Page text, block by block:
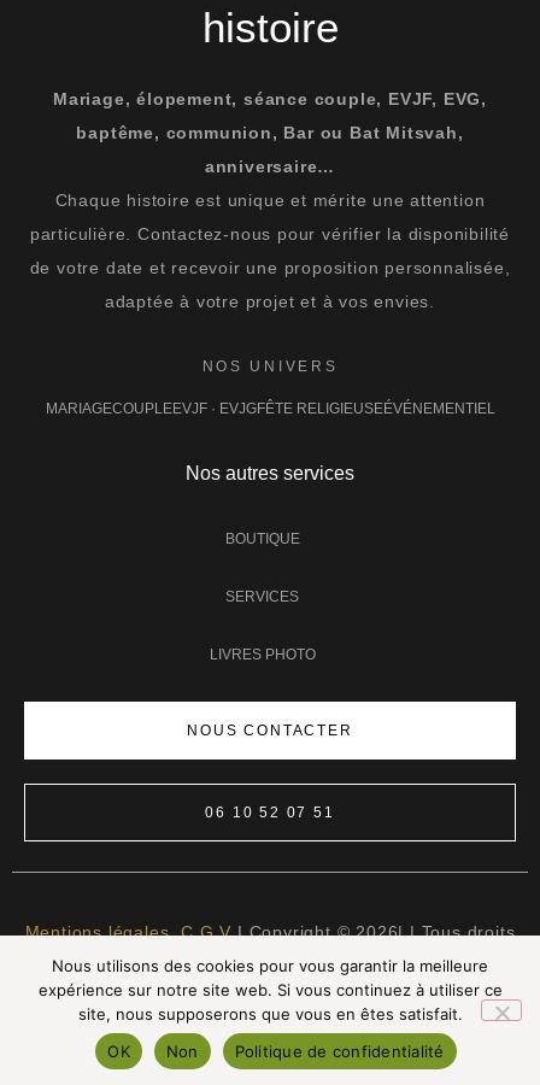
histoire
Mariage, élopement, séance couple, EVJF, EVG,
baptême, communion, Bar ou Bat Mitsvah,
anniversaire…
Chaque histoire est unique et mérite une attention
particulière. Contactez-nous pour vérifier la disponibilité
de votre date et recevoir une proposition personnalisée,
adaptée à votre projet et à vos envies.
NOS UNIVERS
MARIAGECOUPLEEVJF · EVJGFÊTE RELIGIEUSEÉVÉNEMENTIEL
Nos autres services
BOUTIQUE
SERVICES
LIVRES PHOTO
NOUS CONTACTER
06 10 52 07 51
Mentions légales,C.G.VI Copyright © 2026| | Tous droits
réservés | Made with ❤️LTG Services
INSTAGRAM FACEBOOK PINTEREST LINKEDIN
Nous utilisons des cookies pour vous garantir la meilleure
expérience sur notre site web. Si vous continuez à utiliser ce
site, nous supposerons que vous en êtes satisfait.
OK
Non Politique de confidentialité